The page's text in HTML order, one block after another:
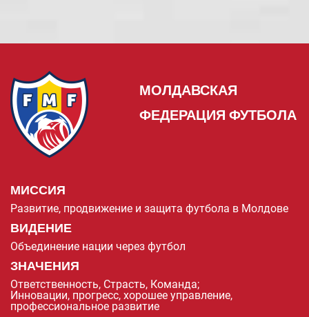
МОЛДАВСКАЯ
ФЕДЕРАЦИЯ ФУТБОЛА
МИССИЯ
Развитие, продвижение и защита футбола в Молдове
ВИДЕНИЕ
Объединение нации через футбол
ЗНАЧЕНИЯ
Ответственность, Страсть, Команда;
Инновации, прогресс, хорошее управление,
профессиональное развитие